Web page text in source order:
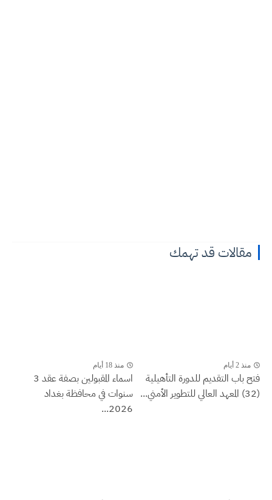
قد تهمك
للدورة التأهيلية
اسماء المقبولين بصفة عقد 3
سنوات في محافظة بغداد